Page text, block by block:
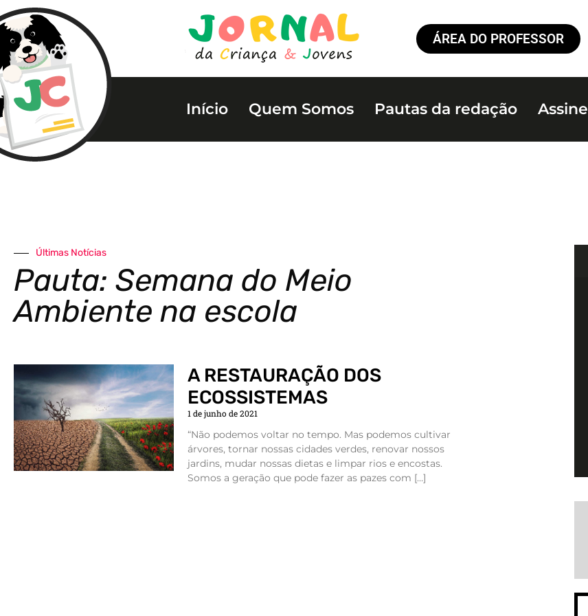
ÁREA DO PROFESSOR
Início Quem Somos Pautas da redação Assine
Últimas Notícias
Pauta: Semana do Meio
Ambiente na escola
A RESTAURAÇÃO DOS
ECOSSISTEMAS
1 de junho de 2021
“Não podemos voltar no tempo. Mas podemos cultivar
árvores, tornar nossas cidades verdes, renovar nossos
jardins, mudar nossas dietas e limpar rios e encostas.
Somos a geração que pode fazer as pazes com […]